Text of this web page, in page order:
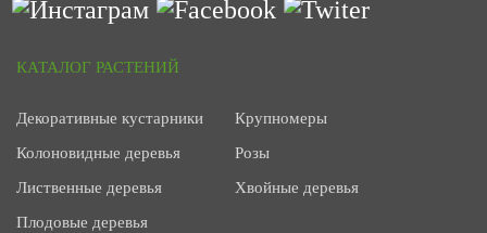
КАТАЛОГ РАСТЕНИЙ
Декоративные кустарники
Колоновидные деревья
Лиственные деревья
Плодовые деревья
Крупномеры
Розы
Хвойные деревья